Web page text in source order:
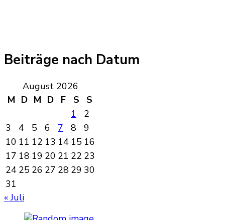
Beiträge nach Datum
August 2026
M D M D F S
S
1
2
3
4 5 6 7 8
9
10 11 12 13 14 15 16
17 18 19 20 21 22 23
24 25 26 27 28 29 30
31
« Juli